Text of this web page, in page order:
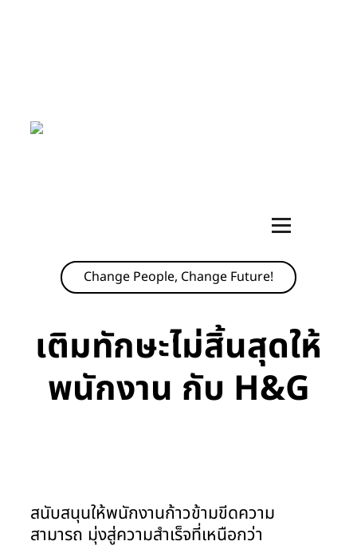
Change People, Change Future!
เติมทักษะไม่สิ้นสุดให้
พนักงาน กับ H&G
สนับสนุนให้พนักงานก้าวข้ามขีดความ
สามารถ มุ่งสู่ความสำเร็จที่เหนือกว่า